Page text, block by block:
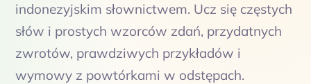
indonezyjskim słownictwem. Ucz się częstych
słów i prostych wzorców zdań, przydatnych
zwrotów, prawdziwych przykładów i
wymowy z powtórkami w odstępach.